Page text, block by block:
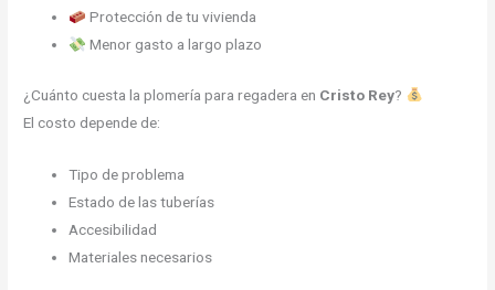
Protección de tu vivienda
Menor gasto a largo plazo
¿Cuánto cuesta la plomería para regadera en Cristo Rey?
El costo depende de:
Tipo de problema
Estado de las tuberías
Accesibilidad
Materiales necesarios